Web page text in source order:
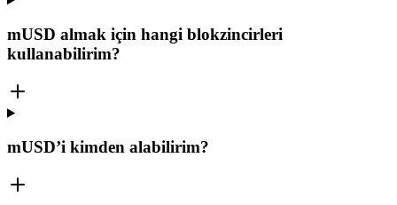
mUSD almak için hangi blokzincirleri
kullanabilirim?
mUSD’i kimden alabilirim?